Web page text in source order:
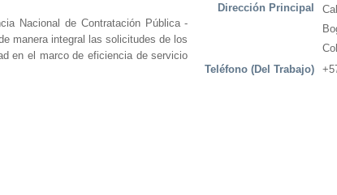
Nacional de Contratación Pública -
manera integral las solicitudes de los
en el marco de eficiencia de servicio
Dirección Principal
Teléfono (Del Trabajo)